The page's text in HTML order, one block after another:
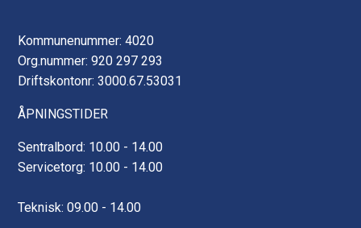
Kommunenummer: 4020
Org.nummer: 920 297 293
Driftskontonr: 3000.67.53031
ÅPNINGSTIDER
Sentralbord: 10.00 - 14.00
Servicetorg: 10.00 - 14.00
Teknisk: 09.00 - 14.00